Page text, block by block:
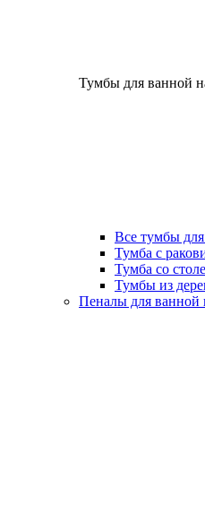
Тумбы для ванной
Все тумбы для
Тумба с
Тумба со
Тумбы из
Пеналы для ванной